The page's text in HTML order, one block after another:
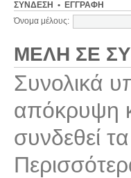
ΣΎΝΔΕΣΗ • ΕΓΓΡΑΦΉ
Όνομα μέλους:
ΜΈΛΗ ΣΕ
Συνολικά
απόκρυψη
συνδεθεί